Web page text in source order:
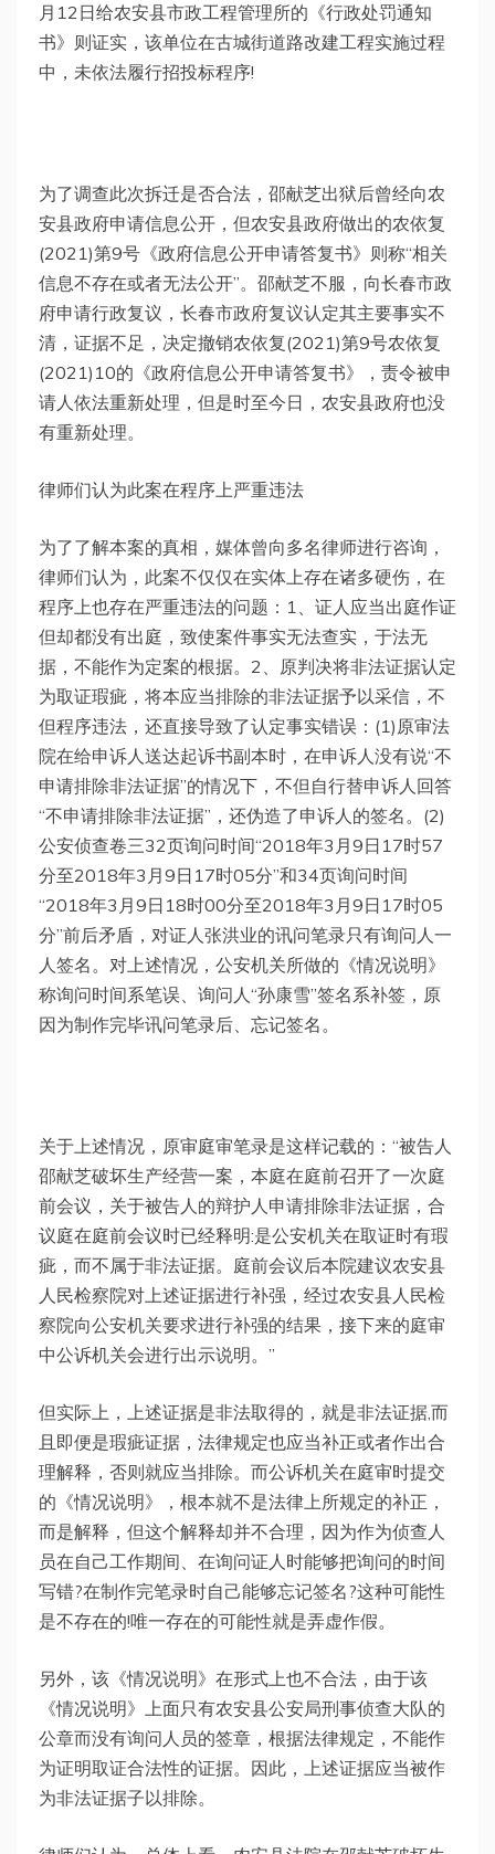
月12日给农安县市政工程管理所的《行政处罚通知
书》则证实，该单位在古城街道路改建工程实施过程
中，未依法履行招投标程序!
为了调查此次拆迁是否合法，邵献芝出狱后曾经向农
安县政府申请信息公开，但农安县政府做出的农依复
(2021)第9号《政府信息公开申请答复书》则称“相关
信息不存在或者无法公开”。邵献芝不服，向长春市政
府申请行政复议，长春市政府复议认定其主要事实不
清，证据不足，决定撤销农依复(2021)第9号农依复
(2021)10的《政府信息公开申请答复书》，责令被申
请人依法重新处理，但是时至今日，农安县政府也没
有重新处理。
律师们认为此案在程序上严重违法
为了了解本案的真相，媒体曾向多名律师进行咨询，
律师们认为，此案不仅仅在实体上存在诸多硬伤，在
程序上也存在严重违法的问题：1、证人应当出庭作证
但却都没有出庭，致使案件事实无法查实，于法无
据，不能作为定案的根据。2、原判决将非法证据认定
为取证瑕疵，将本应当排除的非法证据予以采信，不
但程序违法，还直接导致了认定事实错误：(1)原审法
院在给申诉人送达起诉书副本时，在申诉人没有说“不
申请排除非法证据”的情况下，不但自行替申诉人回答
“不申请排除非法证据”，还伪造了申诉人的签名。(2)
公安侦查卷三32页询问时间“2018年3月9日17时57
分至2018年3月9日17时05分”和34页询问时间
“2018年3月9日18时00分至2018年3月9日17时05
分”前后矛盾，对证人张洪业的讯问笔录只有询问人一
人签名。对上述情况，公安机关所做的《情况说明》
称询问时间系笔误、询问人“孙康雪”签名系补签，原
因为制作完毕讯问笔录后、忘记签名。
关于上述情况，原审庭审笔录是这样记载的：“被告人
邵献芝破坏生产经营一案，本庭在庭前召开了一次庭
前会议，关于被告人的辩护人申请排除非法证据，合
议庭在庭前会议时已经释明:是公安机关在取证时有瑕
疵，而不属于非法证据。庭前会议后本院建议农安县
人民检察院对上述证据进行补强，经过农安县人民检
察院向公安机关要求进行补强的结果，接下来的庭审
中公诉机关会进行出示说明。”
但实际上，上述证据是非法取得的，就是非法证据,而
且即便是瑕疵证据，法律规定也应当补正或者作出合
理解释，否则就应当排除。而公诉机关在庭审时提交
的《情况说明》，根本就不是法律上所规定的补正，
而是解释，但这个解释却并不合理，因为作为侦查人
员在自己工作期间、在询问证人时能够把询问的时间
写错?在制作完笔录时自己能够忘记签名?这种可能性
是不存在的!唯一存在的可能性就是弄虚作假。
另外，该《情况说明》在形式上也不合法，由于该
《情况说明》上面只有农安县公安局刑事侦查大队的
公章而没有询问人员的签章，根据法律规定，不能作
为证明取证合法性的证据。因此，上述证据应当被作
为非法证据子以排除。